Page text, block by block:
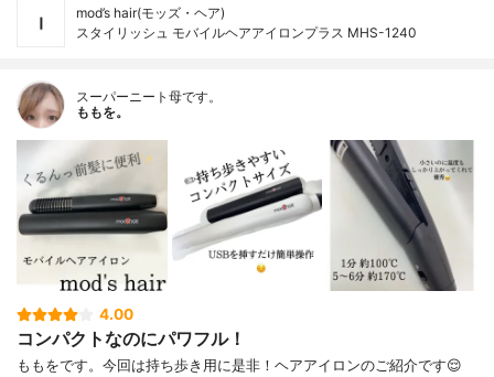
mod’s hair(モッズ・ヘア)
スタイリッシュ モバイルヘアアイロンプラス MHS-1240
スーパーニート母です。
ももを。
4.00
コンパクトなのにパワフル！
ももをです。今回は持ち歩き用に是非！ヘアアイロンのご紹介です😌